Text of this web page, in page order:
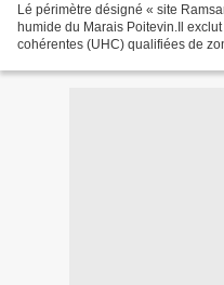
Lé périmètre désigné « site
humide du Marais Poitevin.Il
cohérentes (UHC) qualifiées de